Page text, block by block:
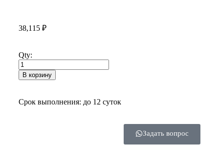
38,115 ₽
Qty:
В корзину
Срок выполнения: до 12 суток
Задать вопрос